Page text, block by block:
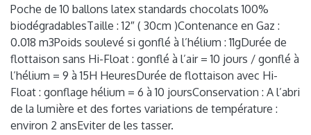
Poche de 10 ballons latex standards chocolats 100%
biodégradablesTaille : 12″ ( 30cm )Contenance en Gaz :
0.018 m3Poids soulevé si gonflé à l’hélium : 11gDurée de
flottaison sans Hi-Float : gonflé à l’air = 10 jours / gonflé à
l’hélium = 9 à 15H HeuresDurée de flottaison avec Hi-
Float : gonflage hélium = 6 à 10 joursConservation : A l’abri
de la lumière et des fortes variations de température :
environ 2 ansEviter de les tasser.